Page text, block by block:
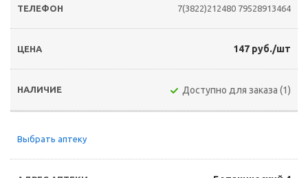
7(3822)212480 79528913464
147 руб./шт
Доступно для заказа (1)
Выбрать аптеку